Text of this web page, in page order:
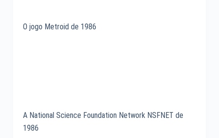
O jogo Metroid de 1986
A National Science Foundation Network NSFNET de
1986